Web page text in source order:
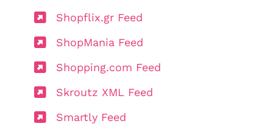
Shopflix.gr Feed
ShopMania Feed
Shopping.com Feed
Skroutz XML Feed
Smartly Feed